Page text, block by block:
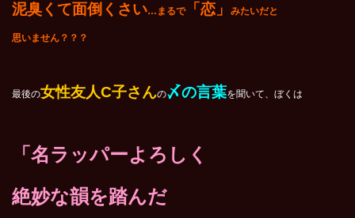
泥臭くて面倒くさい…まるで「恋」 みたいだと
思いません？？？
最後の女性友人C子さんの〆の言葉を聞いて、ぼくは
「名ラッパーよろしく
絶妙な韻を踏んだ